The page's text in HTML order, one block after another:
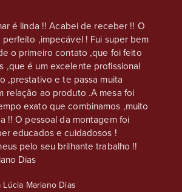
é linda !! Acabei de receber !! O
,impecável ! Fui super bem
o primeiro contato ,que foi feito
,que é um excelente profissional
,prestativo e te passa muita
relação ao produto .A mesa foi
exato que combinamos ,muito
!! O pessoal da montagem foi
educados e cuidadosos !
pelo seu brilhante trabalho !!
Dias
Lúcia Mariano Dias